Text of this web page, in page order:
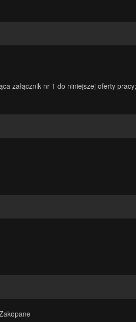
załącznik nr 1 do niniejszej oferty pracy;